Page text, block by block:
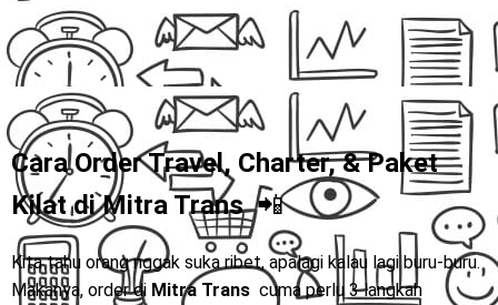
Cara Order Travel, Charter, & Paket
Kilat diMitra Trans📲
Kita tahu orang nggak suka ribet, apalagi kalau lagi buru-buru.
Makanya, order di Mitra Trans cuma perlu 3 langkah